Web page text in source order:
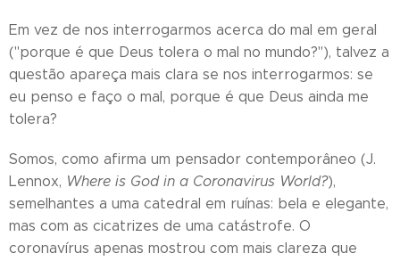
Em vez de nos interrogarmos acerca do mal em geral
("porque é que Deus tolera o mal no mundo?"), talvez a
questão apareça mais clara se nos interrogarmos: se
eu penso e faço o mal, porque é que Deus ainda me
tolera?
Somos, como afirma um pensador contemporâneo (J.
Lennox, Where is God in a Coronavirus World?),
semelhantes a uma catedral em ruínas: bela e elegante,
mas com as cicatrizes de uma catástrofe. O
coronavírus apenas mostrou com mais clareza que